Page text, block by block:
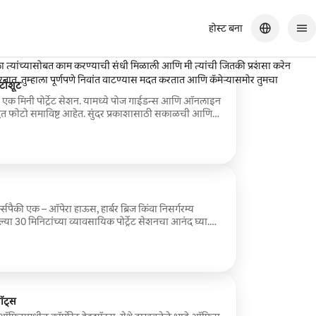
होस्ट बना
फोटोशूट
एक मिनी पोर्ट्रेट सेशन. यामध्ये पोज गाईडन्स आणि ऑनलाइन
फोटो समाविष्ट आहेत. सुंदर प्रकाशासाठी सकाळची आणि
एक – ऑपेरा हाऊस, हार्बर ब्रिज किंवा निसर्गरम्य
30 मिनिटांच्या व्यावसायिक पोर्ट्रेट सेशनचा आनंद घ्या.
हे एक्सप्रेस शूट जगप्रसिद्ध लोकेशनमधील अप्रतिम, उच्च
एखादा खास क्षण साजरा करण्यासाठी किंवा
त्यांच्यासोबत काम करण्याची संधी मिळाली आणि मी त्यांची जितकी प्रशंसा करेन
तुम्हाला पूर्णपणे निवांत वाटण्यास मदत करतात आणि कॅमेऱ्यासमोर तुमचा